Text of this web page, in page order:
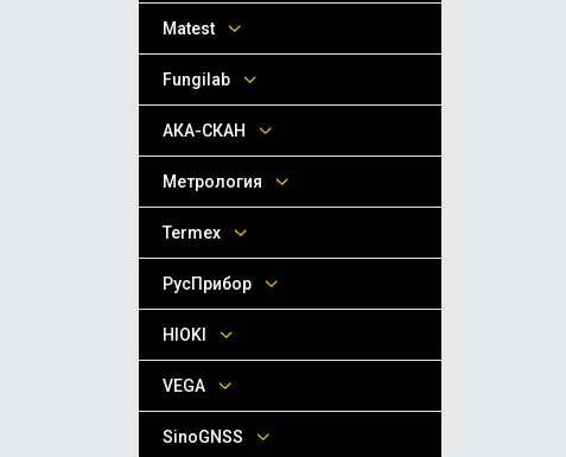
Matest
Fungilab
АКА-СКАН
Метрология
Termex
РусПрибор
HIOKI
VEGA
SinoGNSS